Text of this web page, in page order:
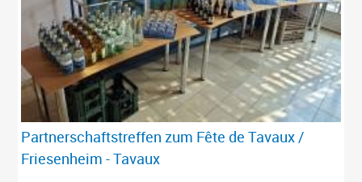
Partnerschaftstreffen zum Fête de Tavaux /
Friesenheim - Tavaux